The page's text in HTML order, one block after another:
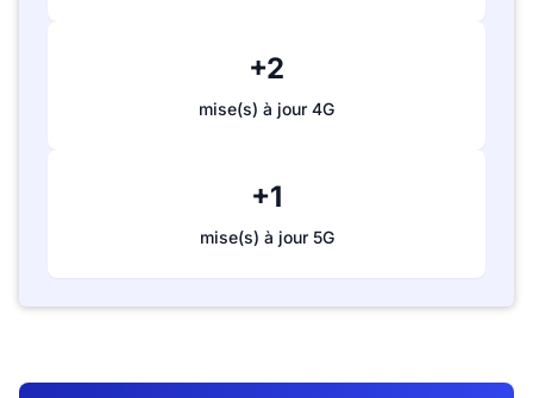
+2
mise(s) à jour 4G
+1
mise(s) à jour 5G